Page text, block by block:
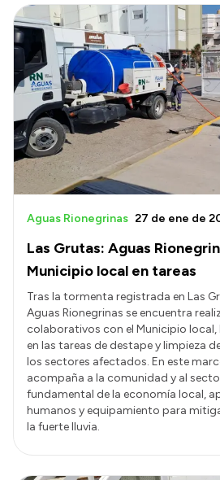
Las Grutas: Aguas
Municipio local en tareas
Aguas Rionegrinas 27 de ene de
Tras la tormenta registrada en Las
Aguas Rionegrinas se encuentra
colaborativos con el Municipio
en las tareas de destape y limpieza
los sectores afectados. En este
acompaña a la comunidad y al
fundamental de la economía local,
humanos y equipamiento para
la fuerte lluvia.